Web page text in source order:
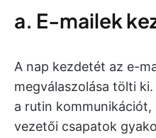
a. E-mailek
A nap kezdetét az e-
megválaszolása tölti
a rutin kommunikációt,
vezetői csapatok